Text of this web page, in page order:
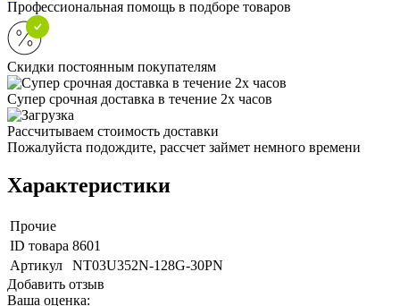
Профессиональная помощь в подборе товаров
Скидки постоянным покупателям
Супер срочная доставка в течение 2х часов
Рассчитываем стоимость доставки
Пожалуйста подождите, рассчет займет немного времени
Характеристики
Прочие
ID товара 8601
Артикул
NT03U352N-128G-30PN
Добавить отзыв
Ваша оценка: